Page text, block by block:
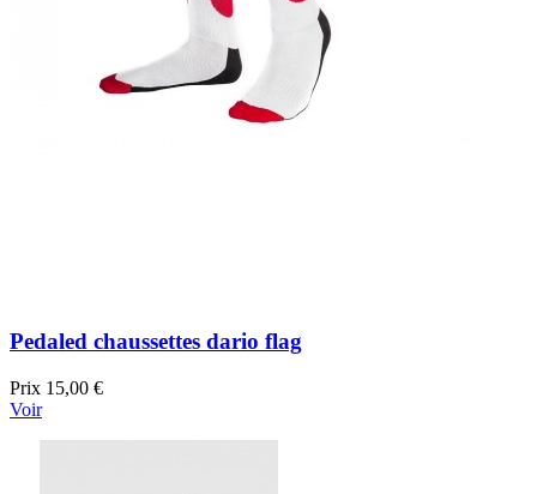
Pedaled chaussettes dario flag
Prix 15,00 €
Voir